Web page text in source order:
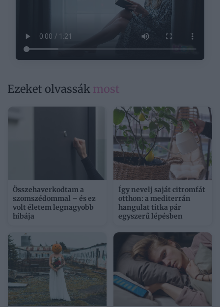
Ezeket olvassák most
Összehaverkodtam a
szomszédommal – és ez
volt életem legnagyobb
hibája
Így nevelj saját citromfát
otthon: a mediterrán
hangulat titka pár
egyszerű lépésben